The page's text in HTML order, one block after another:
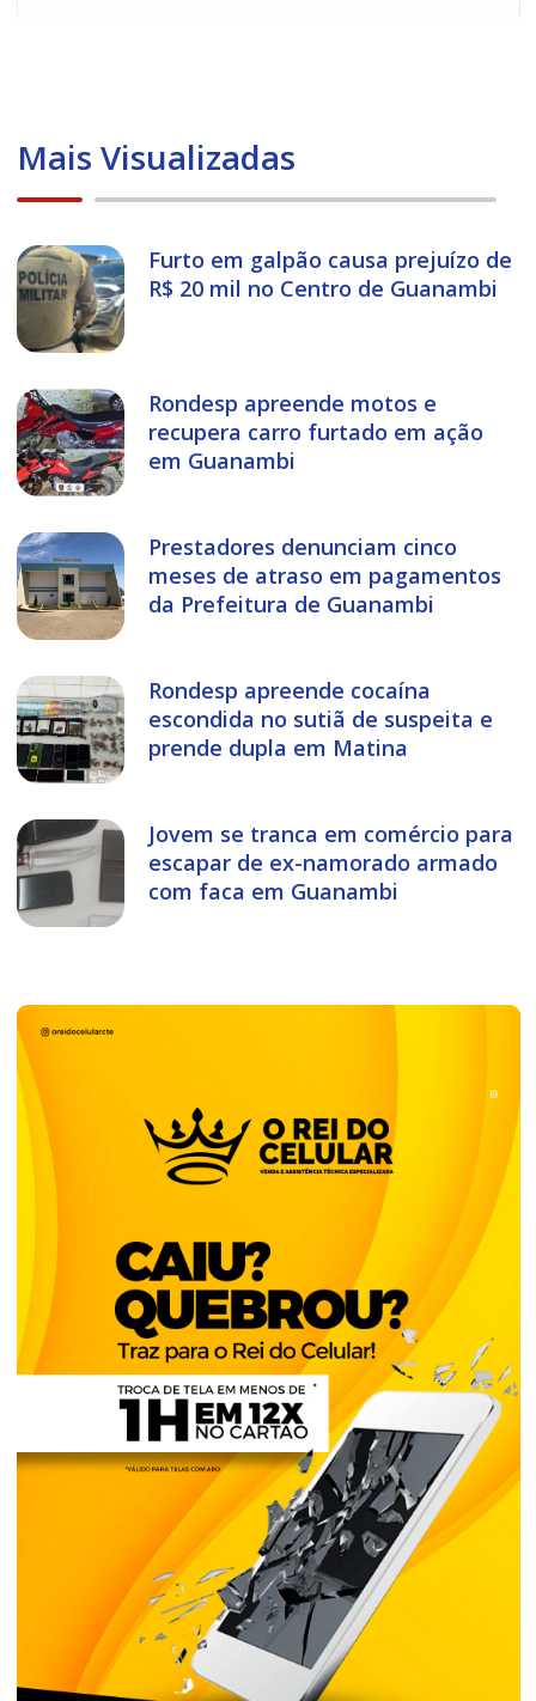
Mais Visualizadas
Furto em galpão causa prejuízo de
R$ 20 mil no Centro de Guanambi
Rondesp apreende motos e
recupera carro furtado em ação
em Guanambi
Prestadores denunciam cinco
meses de atraso em pagamentos
da Prefeitura de Guanambi
Rondesp apreende cocaína
escondida no sutiã de suspeita e
prende dupla em Matina
Jovem se tranca em comércio para
escapar de ex-namorado armado
com faca em Guanambi